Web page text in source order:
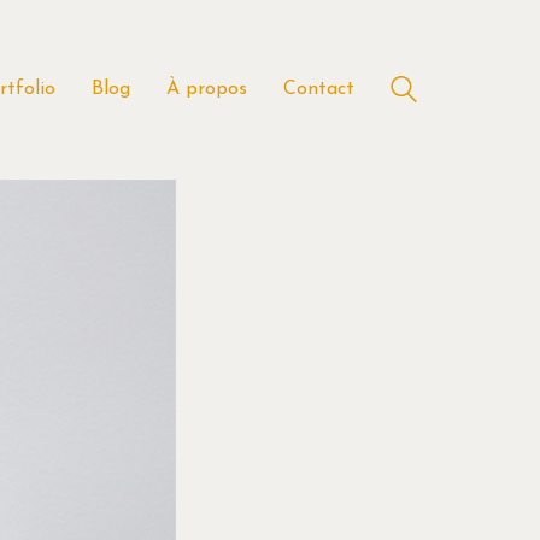
Blog À propos Contact